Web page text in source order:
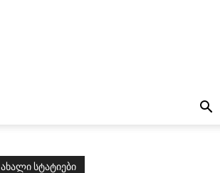
ახალი სტატიები